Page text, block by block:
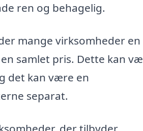
ren og behagelig.
mange virksomheder en
samlet pris. Dette kan
det kan være en
separat.